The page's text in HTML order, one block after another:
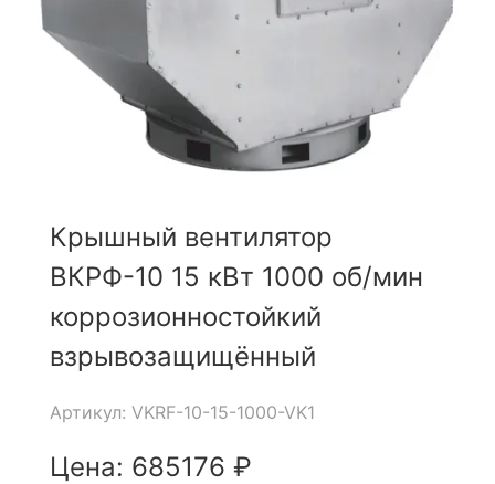
Крышный вентилятор
ВКРФ-10 15 кВт 1000 об/мин
коррозионностойкий
взрывозащищённый
Артикул: VKRF-10-15-1000-VK1
Цена: 685176 ₽